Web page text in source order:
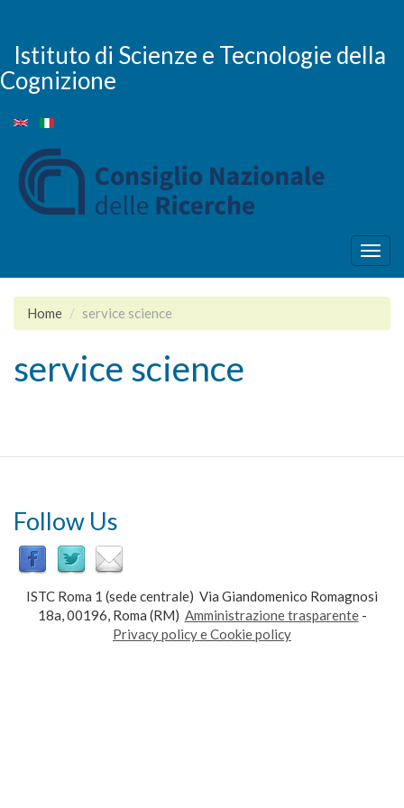
contenuto
principale
Istituto di Scienze e Tecnologie della
Cognizione
Home service science
service science
Follow Us
ISTC Roma 1 (sede centrale) Via Giandomenico Romagnosi
18a, 00196, Roma (RM) Amministrazione trasparente-
Privacy policy e Cookie policy